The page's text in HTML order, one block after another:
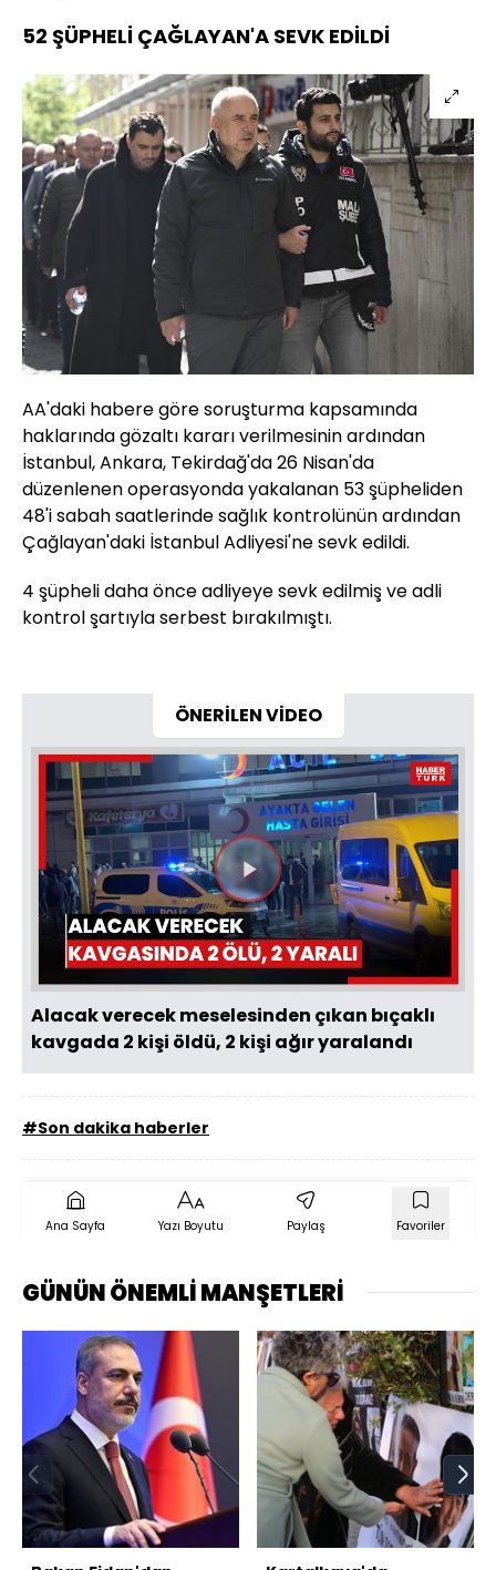
52 ŞÜPHELİ ÇAĞLAYAN'A SEVK EDİLDİ
AA'daki habere göre soruşturma kapsamında
haklarında gözaltı kararı verilmesinin ardından
İstanbul, Ankara, Tekirdağ'da 26 Nisan'da
düzenlenen operasyonda yakalanan 53 şüpheliden
48'i sabah saatlerinde sağlık kontrolünün ardından
Çağlayan'daki İstanbul Adliyesi'ne sevk edildi.
4 şüpheli daha önce adliyeye sevk edilmiş ve adli
kontrol şartıyla serbest bırakılmıştı.
ÖNERİLEN VİDEO
Videoyu
Oynat
Alacak verecek meselesinden çıkan bıçaklı
kavgada 2 kişi öldü, 2 kişi ağır yaralandı
#Son dakika haberler
Ana Sayfa Yazı Boyutu Paylaş Favoriler
GÜNÜN ÖNEMLİ MANŞETLERİ